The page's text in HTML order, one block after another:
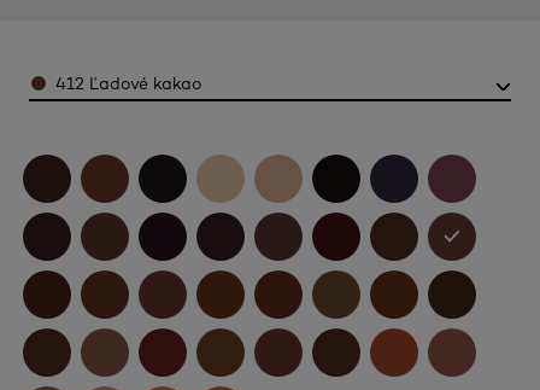
Color412 Ľadové kakao